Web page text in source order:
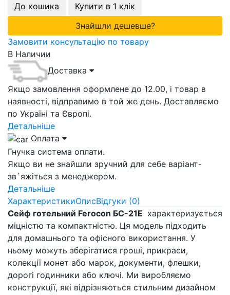
До кошика
Купити в 1 клік
Знайшли дешевше?
Замовити консультацію по товару
В Наличии
Доставка
Якщо замовлення оформлене до 12.00, і товар в
наявності, відправимо в той же день. Доставляємо
по Україні та Європі.
Детальніше
Оплата
Гнучка система оплати.
Якщо ви не знайшли зручний для себе варіант-
зв`яжіться з менеджером.
Детальніше
ХарактеристикиОписВідгуки (0)
Сейф готельний Ferocon БС-21Е характеризується
міцністю та компактністю. Ця модель підходить
для домашнього та офісного використання. У
ньому можуть зберігатися гроші, прикраси,
колекції монет або марок, документи, флешки,
дорогі годинники або ключі. Ми виробляємо
конструкції, які відрізняються стильним дизайном